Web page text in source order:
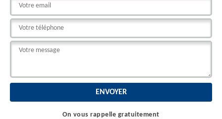
On vous rappelle gratuitement